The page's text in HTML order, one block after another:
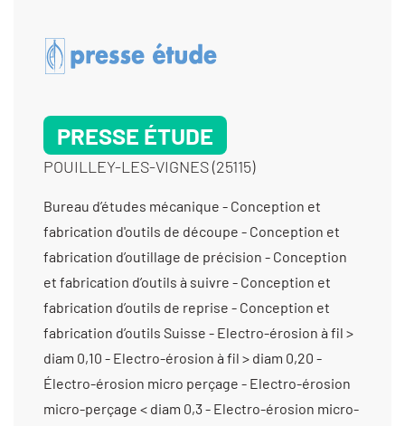
PRESSE ÉTUDE
POUILLEY-LES-VIGNES (25115)
Bureau d’études mécanique - Conception et fabrication d'outils de découpe - Conception et fabrication d’outillage de précision - Conception et fabrication d’outils à suivre - Conception et fabrication d’outils de reprise - Conception et fabrication d’outils Suisse - Electro-érosion à fil > diam 0,10 - Electro-érosion à fil > diam 0,20 - Électro-érosion micro perçage - Electro-érosion micro-perçage < diam 0,3 - Electro-érosion micro-perçage > diam 0,3 - Électro-érosion par enfonçage - Fabricant d’outillage d’horlogerie / Bijouterie - Fabricant de machines spéciales - Fabrication d'outillage pour la découpe - Fabrication d'outillage pour le découpage - Fabrication de dispositifs médicaux non implantables - Fabrication mécanique autour de l’électronique - Fraisage proto - Fraisage série - Fraisage vertical - Laser (gravure et marquage) - Machines spéciales d’assemblage (auto / semi-auto) - Maintenance machines spéciales - Mécanique générale de précision - Micromécanique - Prototypes (fabrication petite série) - Rectification cylindrique exter - Rectification plane - Rétrofit d'outillage - Rétrofit d’outils - Tournage Ø de 20 à 200 mm - Tournage petite série (de 11 à 1000 pièces) - Tournage prototype et unitaire (< 10 pièces) - Usinage / 3 axes /petite série (de 10 à 1000 pièces) < 350 cm3 - Usinage / 3 axes /petite série (de 10 à 1000 pièces) entre 350 cm3 et 1000 cm3 - Usinage / 3 axes /prototype et unitaire (< 10 pièces) < 350 cm3 - Usinage / 3 axes /prototype et unitaire (< 10 pièces) entre 350 cm3 et 1000 cm3